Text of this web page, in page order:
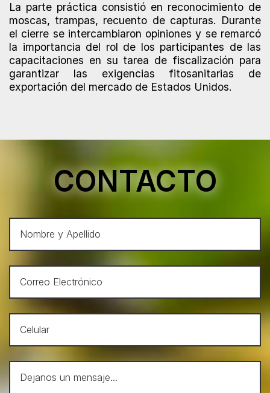
La parte práctica consistió en reconocimiento de
moscas, trampas, recuento de capturas. Durante
el cierre se intercambiaron opiniones y se remarcó
la importancia del rol de los participantes de las
capacitaciones en su tarea de fiscalización para
garantizar las exigencias fitosanitarias de
exportación del mercado de Estados Unidos.
CONTACTO